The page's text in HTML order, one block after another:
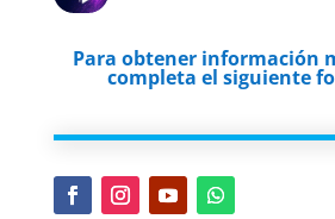
Para obtener información
completa el siguiente